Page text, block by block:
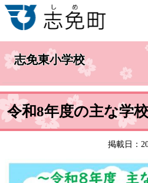
志免東小学校
令和8年度の主な学
掲載日：